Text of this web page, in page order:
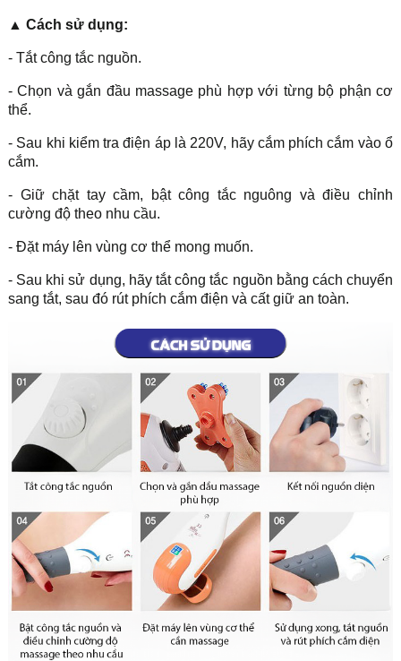
▲ Cách sử dụng:
- Tắt công tắc nguồn.
- Chọn và gắn đầu massage phù hợp với từng bộ phận cơ
thể.
- Sau khi kiểm tra điện áp là 220V, hãy cắm phích cắm vào ổ
cắm.
- Giữ chặt tay cầm, bật công tắc nguông và điều chỉnh
cường độ theo nhu cầu.
- Đặt máy lên vùng cơ thể mong muốn.
- Sau khi sử dụng, hãy tắt công tắc nguồn bằng cách chuyển
sang tắt, sau đó rút phích cắm điện và cất giữ an toàn.